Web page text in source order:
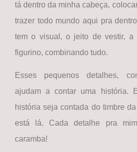
tá dentro da minha cabeça,
trazer todo mundo aqui pra
tem o visual, o jeito de vestir, a
figurino, combinando tudo.
Esses pequenos detalhes,
ajudam a contar uma história.
história seja contada do timbre
está lá. Cada detalhe pra
caramba!